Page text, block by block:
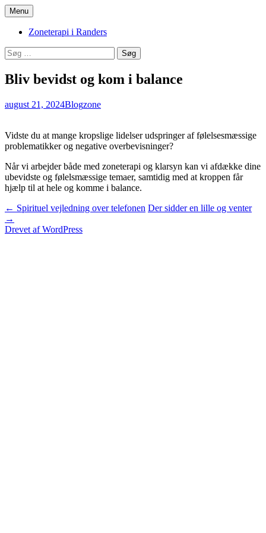
Hop
til
indhold
Stinas Zoneterapi
Menu
Zoneterapi i Randers
Søg
efter:
Bliv bevidst og kom i balance
august 21, 2024Blogzone
Vidste du at mange kropslige lidelser udspringer af følelsesmæssige
problematikker og negative overbevisninger?
Når vi arbejder både med zoneterapi og klarsyn kan vi afdække dine
ubevidste og følelsmæssige temaer, samtidig med at kroppen får
hjælp til at hele og komme i balance.
Indlægsnavigation
← Spirituel vejledning over telefonen Der sidder en lille og venter
→
Drevet af WordPress